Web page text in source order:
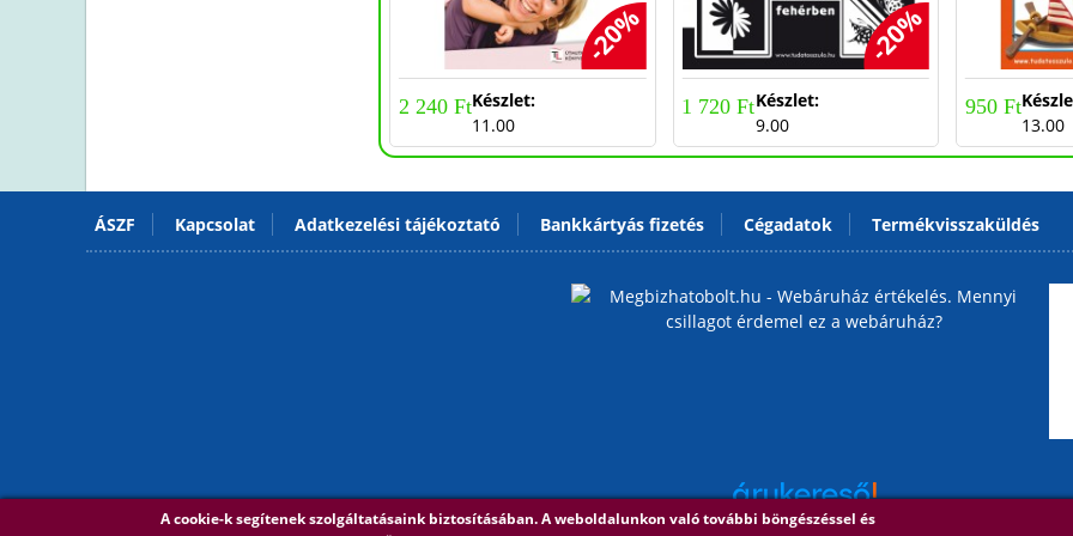
-20%
2 240 FtKészlet:
11.00
-20%
1 720 FtKészlet:
9.00
950 Ft
13.00
ÁSZF Kapcsolat Adatkezelési tájékoztató Bankkártyás fizetés Cégadatok Termékvisszaküldés
A cookie-k segítenek szolgáltatásaink biztosításában. A weboldalunkon való további böngészéssel és